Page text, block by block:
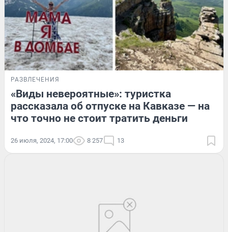
РАЗВЛЕЧЕНИЯ
«Виды невероятные»: туристка
рассказала об отпуске на Кавказе — на
что точно не стоит тратить деньги
26 июля, 2024, 17:00 8 257 13